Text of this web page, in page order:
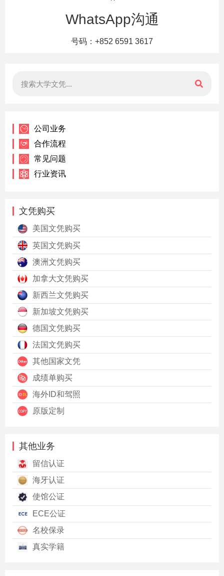
WhatsApp沟通
号码：+852 6591 3617
公司业务
合作流程
常见问题
行业资讯
文凭购买
美国文凭购买
英国文凭购买
澳洲文凭购买
加拿大文凭购买
新西兰文凭购买
新加坡文凭购买
德国文凭购买
法国文凭购买
其他国家文凭
成绩单购买
海外ID和驾照
原版定制
其他业务
留信认证
海牙认证
使馆公证
ECE公证
名校保录
真实学籍